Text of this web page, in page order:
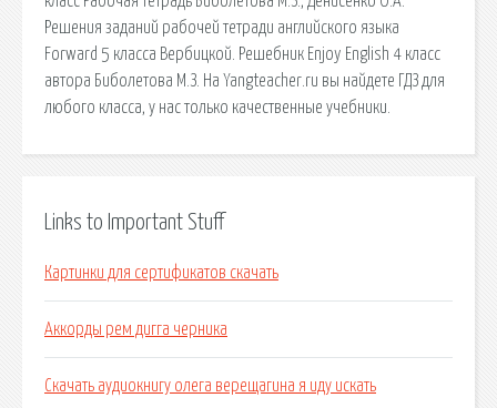
Решения заданий рабочей тетради английского языка
Forward 5 класса Вербицкой. Решебник Enjoy English 4 класс
автора Биболетова М.З. На Yangteacher.ru вы найдете ГДЗ для
любого класса, у нас только качественные учебники.
Links to Important Stuff
Картинки для сертификатов скачать
Аккорды рем дигга черника
Скачать аудиокнигу олега верещагина я иду искать